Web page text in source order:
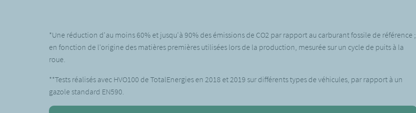
*Une réduction d'au moins 60% et jusqu'à 90% des émissions de CO2 par rapport au carburant fossile de référence ;
en fonction de l'origine des matières premières utilisées lors de la production, mesurée sur un cycle de puits à la
roue.
**Tests réalisés avec HVO100 de TotalEnergies en 2018 et 2019 sur différents types de véhicules, par rapport à un
gazole standard EN590.